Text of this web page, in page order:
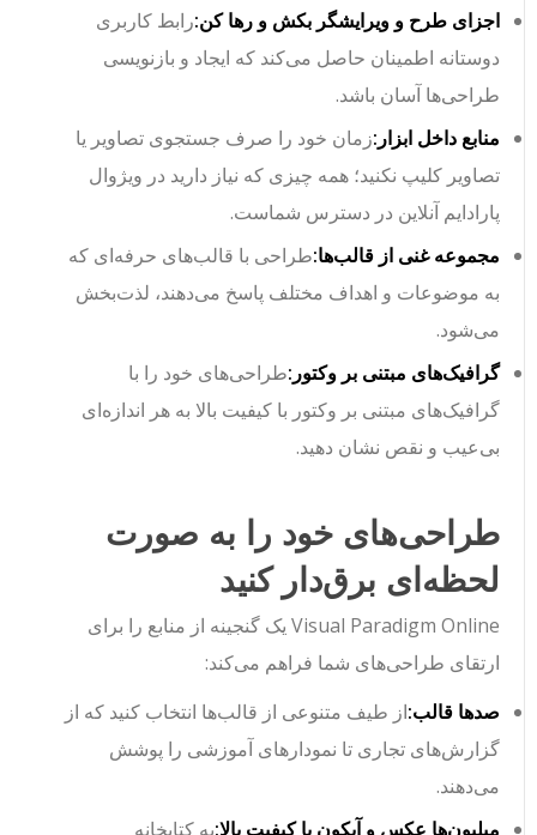
اجزای طرح و ویرایشگر بکش و رها کن:رابط کاربری
دوستانه اطمینان حاصل می‌کند که ایجاد و بازنویسی
طراحی‌ها آسان باشد.
منابع داخل ابزار:زمان خود را صرف جستجوی تصاویر یا
تصاویر کلیپ نکنید؛ همه چیزی که نیاز دارید در ویژوال
پارادایم آنلاین در دسترس شماست.
مجموعه غنی از قالب‌ها:طراحی با قالب‌های حرفه‌ای که
به موضوعات و اهداف مختلف پاسخ می‌دهند، لذت‌بخش
می‌شود.
گرافیک‌های مبتنی بر وکتور:طراحی‌های خود را با
گرافیک‌های مبتنی بر وکتور با کیفیت بالا به هر اندازه‌ای
بی‌عیب و نقص نشان دهید.
طراحی‌های خود را به صورت
لحظه‌ای برق‌دار کنید
Visual Paradigm Online یک گنجینه از منابع را برای
ارتقای طراحی‌های شما فراهم می‌کند:
صدها قالب:از طیف متنوعی از قالب‌ها انتخاب کنید که از
گزارش‌های تجاری تا نمودارهای آموزشی را پوشش
می‌دهند.
میلیون‌ها عکس و آیکون با کیفیت بالا:به کتابخانه